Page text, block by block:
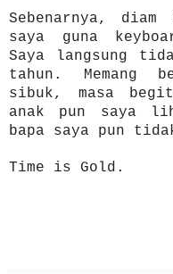
Sebenarnya,
saya guna
Saya langsung
tahun.
sibuk, masa
anak pun saya
bapa saya pun
Time is Gold.